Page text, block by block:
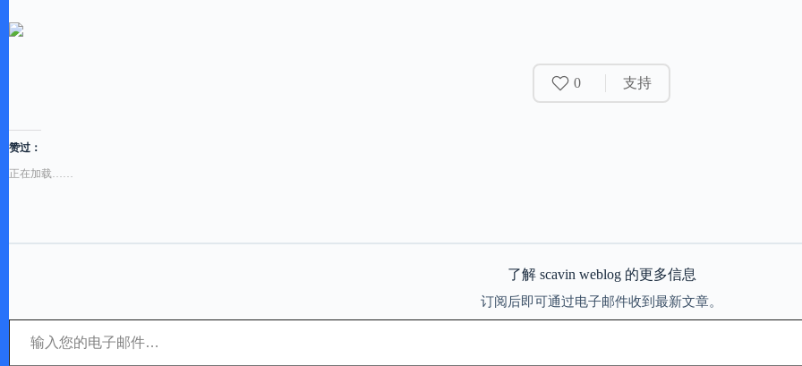
0 支持
赞过：
正在加载……
了解 scavin weblog 的更多信息
订阅后即可通过电子邮件收到最新文章。
输入您的电子邮件…